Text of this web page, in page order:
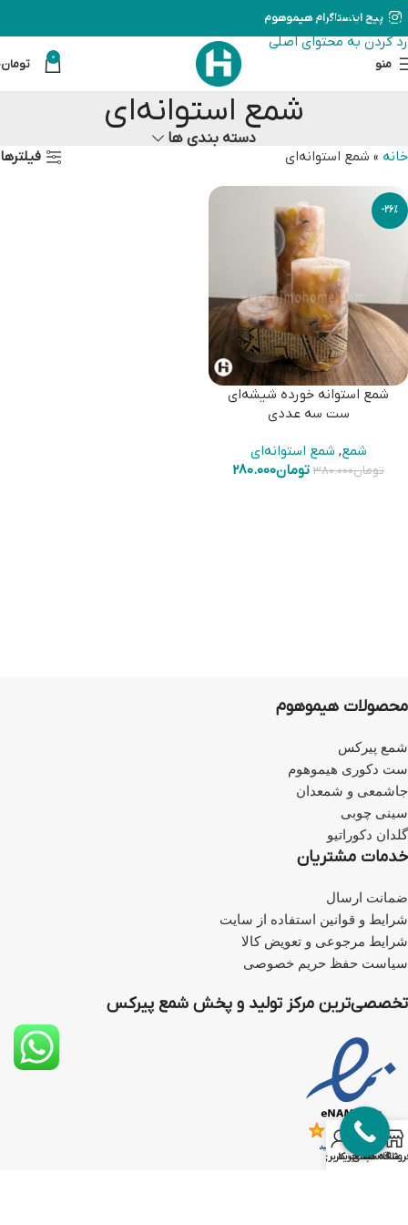
رد کردن به ناوبری
رد کردن به محتوای اصلی
پیج اینستاگرام هیموهوم
منو 0 تومان
شمع استوانه‌ای
دسته بندی ها
خانه » شمع استوانه‌ای فیلترها
-26%
شمع استوانه خورده شیشه‌ای
ست سه عددی
شمع, شمع استوانه‌ای
تومان380.000 تومان280.000
محصولات هیموهوم
شمع پیرکس
ست دکوری هیموهوم
جاشمعی و شمعدان
سینی چوبی
گلدان دکوراتیو
خدمات مشتریان
ضمانت ارسال
شرایط و قوانین استفاده از سایت
شرایط مرجوعی و تعویض کالا
سیاست حفظ حریم خصوصی
تخصصی‌ترین مرکز تولید و پخش شمع پیرکس
علاقه مندی
0
سبد خرید
حساب کاربری من